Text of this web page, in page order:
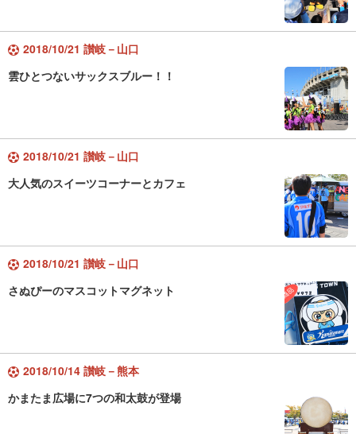
2018/10/21 讃岐－山口
雲ひとつないサックスブルー！！
2018/10/21 讃岐－山口
大人気のスイーツコーナーとカフェ
2018/10/21 讃岐－山口
さぬぴーのマスコットマグネット
2018/10/14 讃岐－熊本
かまたま広場に7つの和太鼓が登場